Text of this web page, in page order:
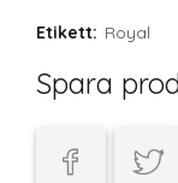
Etikett: Royal
Spara